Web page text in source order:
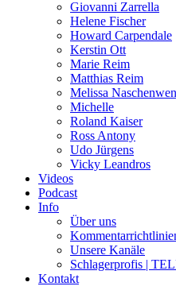
Giovanni Zarrella
Helene Fischer
Howard Carpendale
Kerstin Ott
Marie Reim
Matthias Reim
Melissa
Michelle
Roland Kaiser
Ross Antony
Udo Jürgens
Vicky Leandros
Videos
Podcast
Info
Über uns
Unsere Kanäle
Schlagerprofis |
Kontakt